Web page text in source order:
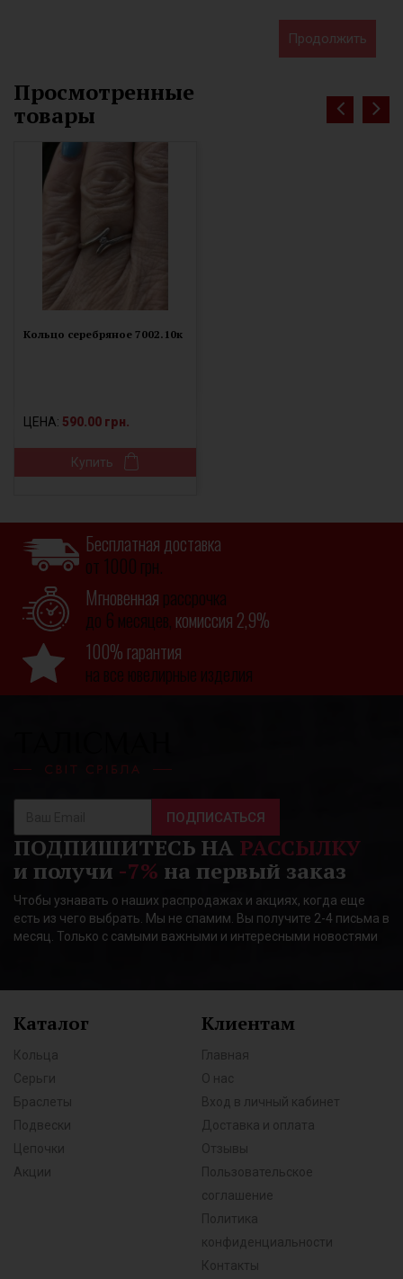
Продолжить
Просмотренные
товары
Кольцо серебряное 7002.10к
ЦЕНА: 590.00 грн.
Купить
Бесплатная доставка
от 1000 грн.
Мгновенная рассрочка
до 6 месяцев, комиссия 2,9%
100% гарантия
на все ювелирные изделия
ПОДПИСАТЬСЯ
ПОДПИШИТЕСЬ НА РАССЫЛКУ
и получи -7% на первый заказ
Чтобы узнавать о наших распродажах и акциях, когда еще
есть из чего выбрать. Мы не спамим. Вы получите 2-4 письма в
месяц. Только с самыми важными и интересными новостями
Каталог
Кольца
Серьги
Браслеты
Подвески
Цепочки
Акции
Клиентам
Главная
О нас
Вход в личный кабинет
Доставка и оплата
Отзывы
Пользовательское
соглашение
Политика
конфиденциальности
Контакты